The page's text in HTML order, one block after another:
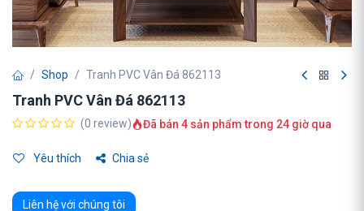
Shop Tranh PVC Vân Đá 862113
Tranh PVC Vân Đá 862113
(0 review) Đã bán 4 sản phẩm trong 24 giờ qua
Yêu thích Chia sẻ
Liên hệ với chúng tôi